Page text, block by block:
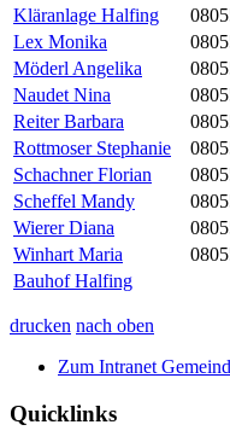
Kläranlage Halfing
Lex Monika
Möderl Angelika
Naudet Nina
Reiter Barbara
Rottmoser Stephanie
Schachner Florian
Scheffel Mandy
Wierer Diana
Winhart Maria
Bauhof Halfing
drucken nach oben
Zum Intranet
Quicklinks